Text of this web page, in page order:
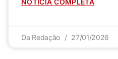
NOTÍCIA COMPLETA
Da Redação 27/01/2026